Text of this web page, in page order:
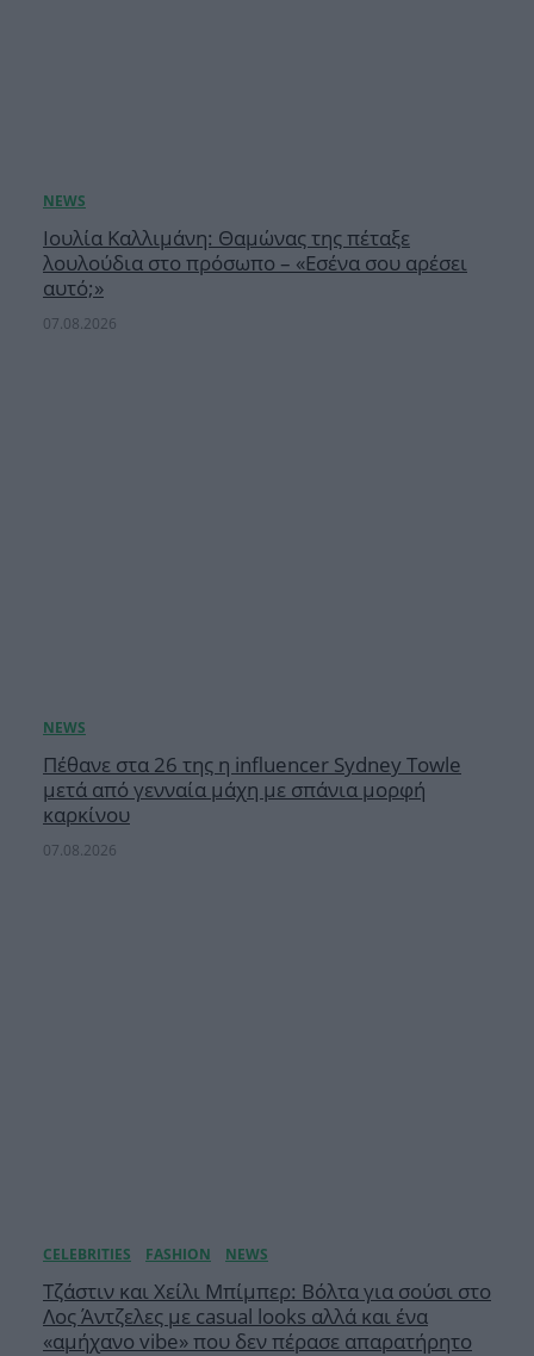
Ιουλία Καλλιμάνη: Θαμώνας της πέταξε
λουλούδια στο πρόσωπο – «Εσένα σου αρέσει
αυτό;»
07.08.2026
Πέθανε στα 26 της η influencer Sydney Towle
μετά από γενναία μάχη με σπάνια μορφή
καρκίνου
07.08.2026
Τζάστιν και Χείλι Μπίμπερ: Βόλτα για σούσι στο
Λος Άντζελες με casual looks αλλά και ένα
«αμήχανο vibe» που δεν πέρασε απαρατήρητο